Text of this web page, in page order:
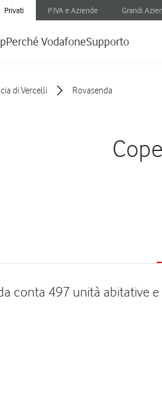
Privati P.IVA e Aziende Grandi
Perché VodafoneSupporto
di Vercelli Rovasenda
conta 497 unità abitative